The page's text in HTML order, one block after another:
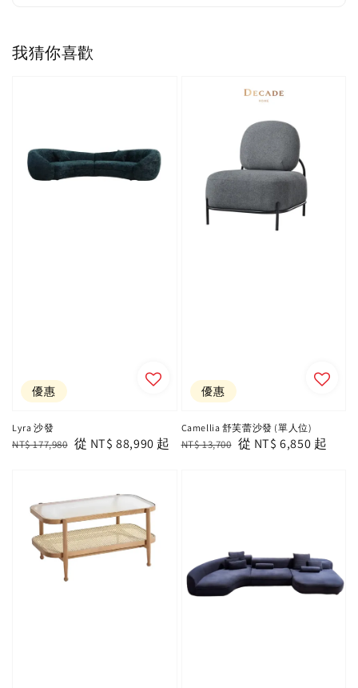
我猜你喜歡
優惠
Lyra 沙發
Regular
NT$ 177,980 Sale
從 NT$ 88,990 起
優惠
Camellia 舒芙蕾沙發 (單人位)
Regular
NT$ 13,700 Sale
從 NT$ 6,850 起